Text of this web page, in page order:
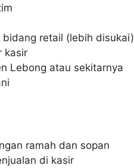
retail (lebih disukai)
kasir
Lebong atau sekitarnya
ramah dan sopan
di kasir